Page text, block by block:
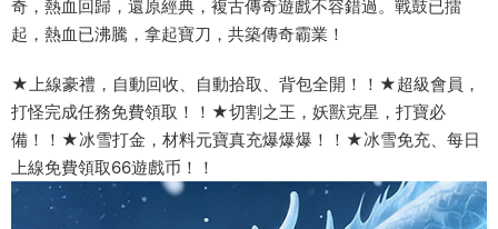
奇，熱血回歸，還原經典，複古傳奇遊戲不容錯過。戰鼓已擂
起，熱血已沸騰，拿起寶刀，共築傳奇霸業！
★上線豪禮，自動回收、自動拾取、背包全開！！★超級會員，
打怪完成任務免費領取！！★切割之王，妖獸克星，打寶必
備！！★冰雪打金，材料元寶真充爆爆爆！！★冰雪免充、每日
上線免費領取66遊戲币！！